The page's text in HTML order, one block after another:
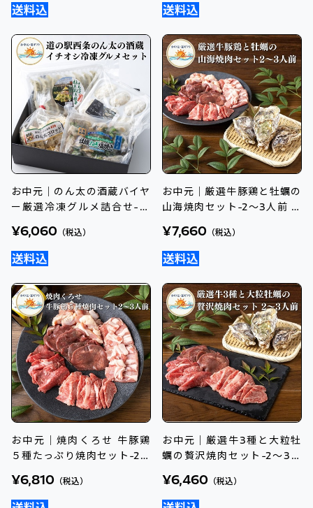
お中元｜のん太の酒蔵バイヤ
ー厳選冷凍グルメ詰合せ-送
¥6,060 （税込）
お中元｜厳選牛豚鶏と牡蠣の
山海焼肉セット-2～3人前 送
¥7,660 （税込）
お中元｜焼肉くろせ 牛豚鶏
５種たっぷり焼肉セット-2～
¥6,810 （税込）
お中元｜厳選牛3種と大粒牡
蠣の贅沢焼肉セット-2～3人
¥6,460 （税込）